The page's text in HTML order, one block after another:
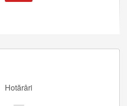
Hotărâri